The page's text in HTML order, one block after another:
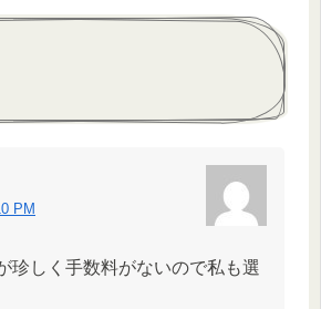
PM
珍しく手数料がないので私も選